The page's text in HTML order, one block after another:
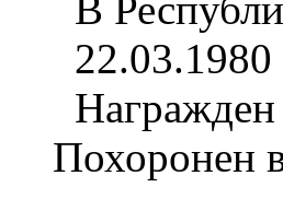
В
22.03.1980
Похоронен